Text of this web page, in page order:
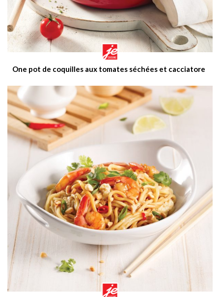
One pot de coquilles aux tomates séchées et cacciatore